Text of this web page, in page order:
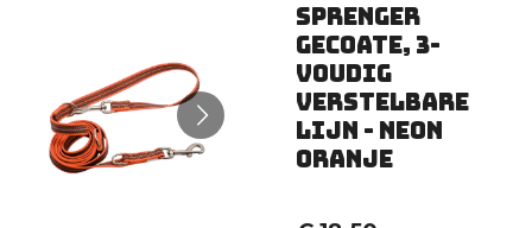
Sprenger
Gecoate, 3-
voudig
verstelbare
lijn - neon
oranje